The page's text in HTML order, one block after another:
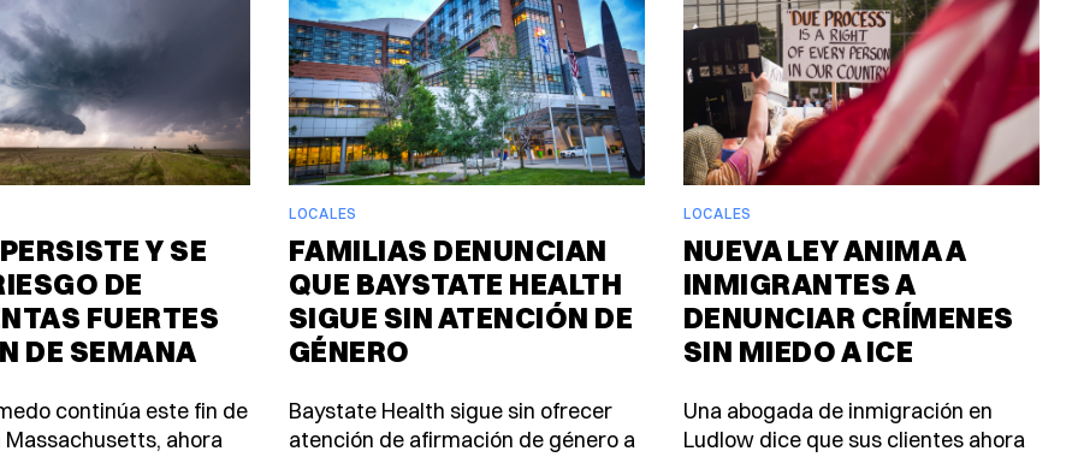
Y SE
DE
FUERTES
DE SEMANA
continúa este fin de
Massachusetts, ahora
LOCALES
FAMILIAS DENUNCIAN
QUE BAYSTATE HEALTH
SIGUE SIN ATENCIÓN DE
GÉNERO
Baystate Health sigue sin ofrecer
atención de afirmación de género a
LOCALES
NUEVA LEY ANIMA A
INMIGRANTES A
DENUNCIAR CRÍMENES
SIN MIEDO A ICE
Una abogada de inmigración en
Ludlow dice que sus clientes ahora